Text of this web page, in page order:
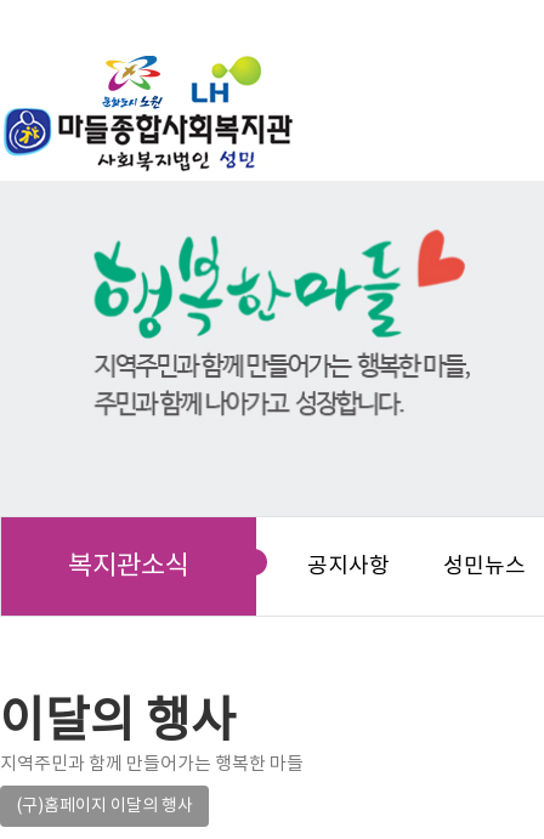
복지관소식 공지사항 성민뉴스
이달의 행사
지역주민과 함께 만들어가는 행복한 마들
(구)홈페이지 이달의 행사